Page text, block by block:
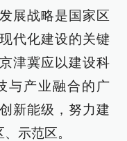
展战略是国家区
代化建设的关键
津冀应以建设科
与产业融合的广
新能级，努力建
示范区。